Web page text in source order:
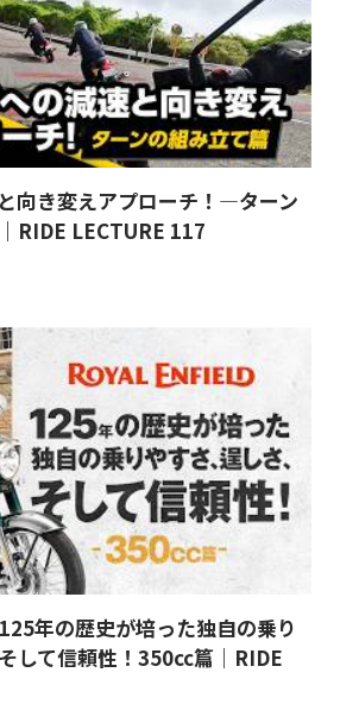
向き変えアプローチ！―ターン
RIDE LECTURE 117
年の歴史が培った独自の乗り
して信頼性！350cc篇｜RIDE